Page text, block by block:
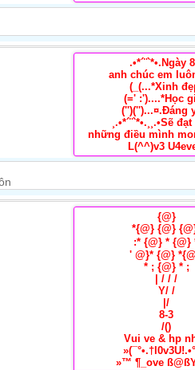
.•*´¨`*•.Ngày
anh chúc em
(_(...*Xinh
(=' :')....*Học
('')('')...¤.Đáng
¸.•*´¨`*•.¸¸.•Sẽ
những điều mình
L(^^)v3
{@}
*{@} {@}
:* {@} * {@}
' @}* {@}
* ; {@} * ;
| / / /
Y/ /
|/
8-3
/()
Vui ve & hp
»™ ¶_ove